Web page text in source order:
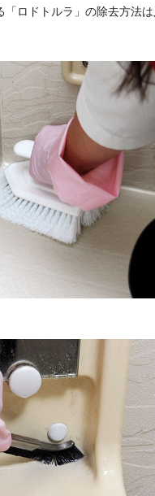
「ロドトルラ」の除去方法は